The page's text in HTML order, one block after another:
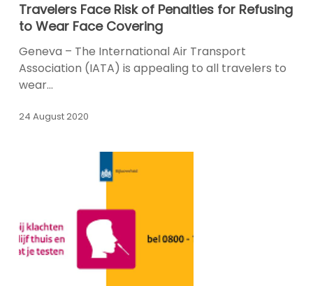
Face
Risk
of
Penalties
for
to
Travelers Face Risk of Penalties for Refusing
to Wear Face Covering
Geneva – The International Air Transport
Association (IATA) is appealing to all travelers to
wear…
24 August 2020